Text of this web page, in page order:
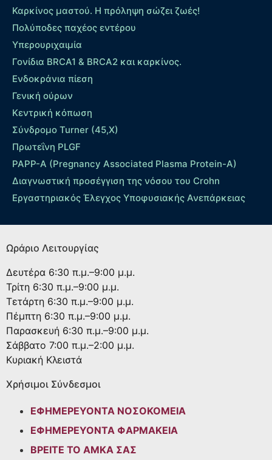
Καρκίνος μαστού. Η πρόληψη σώζει ζωές!
Πολύποδες παχέος εντέρου
Yπερουριχαιμία
Γονίδια BRCA1 & BRCA2 και καρκίνος.
Ενδοκράνια πίεση
Γενική ούρων
Κεντρική κόπωση
Σύνδρομο Turner (45,X)
Πρωτεΐνη PLGF
PAPP-A (Pregnancy Associated Plasma Protein-A)
Διαγνωστική προσέγγιση της νόσου του Crohn
Εργαστηριακός Έλεγχος Υποφυσιακής Ανεπάρκειας
Ωράριο Λειτουργίας
Δευτέρα 6:30 π.μ.–9:00 μ.μ.
Τρίτη 6:30 π.μ.–9:00 μ.μ.
Τετάρτη 6:30 π.μ.–9:00 μ.μ.
Πέμπτη 6:30 π.μ.–9:00 μ.μ.
Παρασκευή 6:30 π.μ.–9:00 μ.μ.
Σάββατο 7:00 π.μ.–2:00 μ.μ.
Κυριακή Κλειστά
Χρήσιμοι Σύνδεσμοι
ΕΦΗΜΕΡΕΥΟΝΤΑ ΝΟΣΟΚΟΜΕΙΑ
ΕΦΗΜΕΡΕΥΟΝΤΑ ΦΑΡΜΑΚΕΙΑ
ΒΡΕΙΤΕ ΤΟ ΑΜΚΑ ΣΑΣ